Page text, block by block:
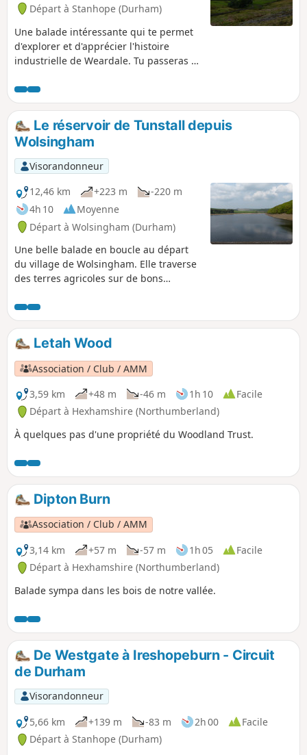
Départ à Stanhope (Durham)
Une balade intéressante qui te permet
d'explorer et d'apprécier l'histoire
industrielle de Weardale. Tu passeras à
des vestiges d'une mine de plomb, des
fours à chaux et tu grimperas jusqu'aux
bords de la vallée. À mi-chemin, tu peux
faire une pause au Durham Dales Visitor
Centre, un endroit sympa pour prendre
une tasse de thé et une part de gâteau.
La plupart du temps, les chemins sont
bien balisés et suivent des sentiers
balisés.
Le réservoir de Tunstall depuis
Wolsingham
Visorandonneur
12,46 km
+223 m
-220 m
4h 10
Moyenne
Départ à Wolsingham (Durham)
Une belle balade en boucle au départ
du village de Wolsingham. Elle traverse
des terres agricoles sur de bons
de Tunstall. Après avoir fait le tour du
réservoir, l'itinéraire revient à un niveau
plus élevé à travers des pâturages avant
de redescendre vers le village. Paysages
intéressants, superbes vues et balisage
généralement bien indiqué par des
flèches jaunes.
Letah Wood
Association / Club / AMM
3,59 km
+48 m -46 m 1h 10
Facile
Départ à Hexhamshire (Northumberland)
À quelques pas d'une propriété du Woodland Trust.
Dipton Burn
Association / Club / AMM
3,14 km
+57 m -57 m 1h 05
Facile
Départ à Hexhamshire (Northumberland)
Balade sympa dans les bois de notre vallée.
De Westgate à Ireshopeburn - Circuit
de Durham
Visorandonneur
5,66 km
+139 m -83 m 2h 00
Facile
Départ à Stanhope (Durham)